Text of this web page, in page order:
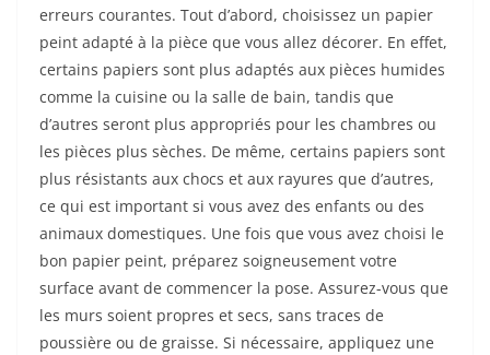
erreurs courantes. Tout d’abord, choisissez un papier
peint adapté à la pièce que vous allez décorer. En effet,
certains papiers sont plus adaptés aux pièces humides
comme la cuisine ou la salle de bain, tandis que
d’autres seront plus appropriés pour les chambres ou
les pièces plus sèches. De même, certains papiers sont
plus résistants aux chocs et aux rayures que d’autres,
ce qui est important si vous avez des enfants ou des
animaux domestiques. Une fois que vous avez choisi le
bon papier peint, préparez soigneusement votre
surface avant de commencer la pose. Assurez-vous que
les murs soient propres et secs, sans traces de
poussière ou de graisse. Si nécessaire, appliquez une